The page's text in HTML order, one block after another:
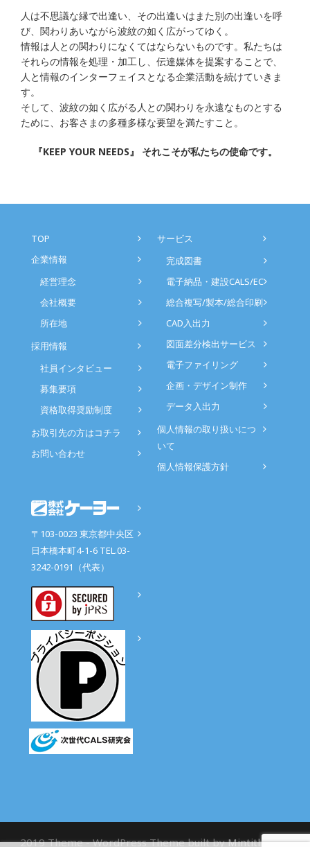
人は不思議な縁で出逢い、その出逢いはまた別の出逢いを呼
び、関わりあいながら波紋の如く広がってゆく。
情報は人との関わりになくてはならないものです。私たちは
それらの情報を処理・加工し、伝達媒体を提案することで、
人と情報のインターフェイスとなる企業活動を続けていきま
す。
そして、波紋の如く広がる人との関わりを永遠なものとする
ために、お客さまの多種多様な要望を満たすこと。
『KEEP YOUR NEEDS』 それこそが私たちの使命です。
TOP
企業情報
経営理念
会社概要
所在地
採用情報
社員インタビュー
募集要項
資格取得奨励制度
お取引先の方はコチラ
お問い合わせ
サービス
完成図書
電子納品・建設CALS/EC
総合複写/製本/総合印刷
CAD入出力
図面差分検出サービス
電子ファイリング
企画・デザイン制作
データ入出力
個人情報の取り扱いにつ
いて
個人情報保護方針
〒103-0023 東京都中央区
日本橋本町4-1-6 TEL.03-
3242-0191（代表）
2019 Theme - WordPress Theme built byMintithemes